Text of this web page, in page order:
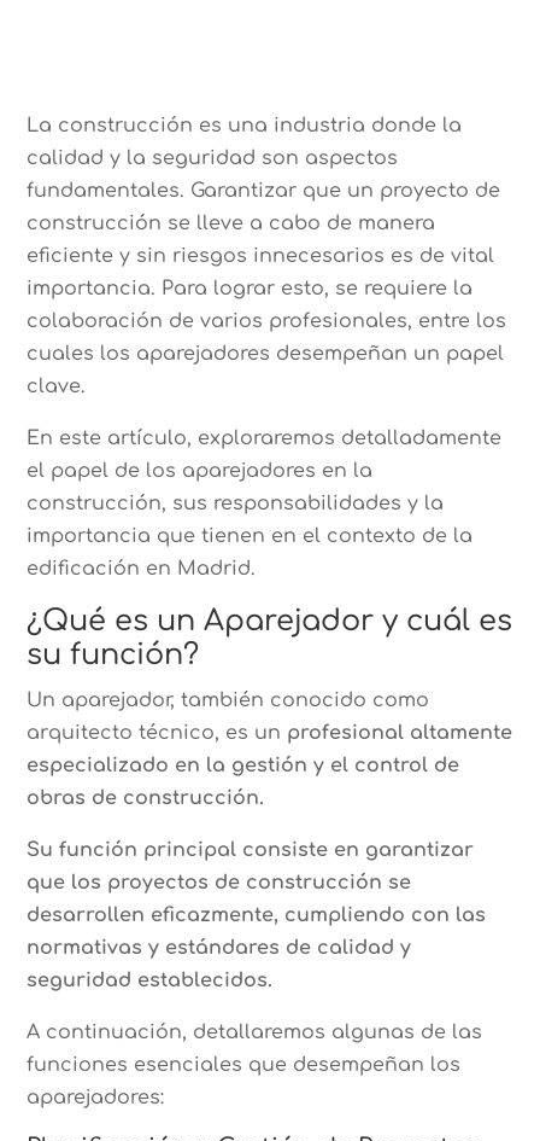
La construcción es una industria donde la
calidad y la seguridad son aspectos
fundamentales. Garantizar que un proyecto de
construcción se lleve a cabo de manera
eficiente y sin riesgos innecesarios es de vital
importancia. Para lograr esto, se requiere la
colaboración de varios profesionales, entre los
cuales los aparejadores desempeñan un papel
clave.
En este artículo, exploraremos detalladamente
el papel de los aparejadores en la
construcción, sus responsabilidades y la
importancia que tienen en el contexto de la
edificación en Madrid.
¿Qué es un Aparejador y cuál es
su función?
Un aparejador, también conocido como
arquitecto técnico, es un profesional altamente
especializado en la gestión y el control de
obras de construcción.
Su función principal consiste en garantizar
que los proyectos de construcción se
desarrollen eficazmente, cumpliendo con las
normativas y estándares de calidad y
seguridad establecidos.
A continuación, detallaremos algunas de las
funciones esenciales que desempeñan los
aparejadores: